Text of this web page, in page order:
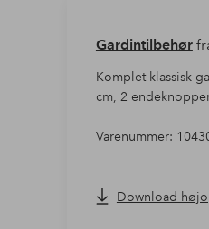
Gardintilbehør
Komplet klassisk
cm, 2
Varenummer:
Download